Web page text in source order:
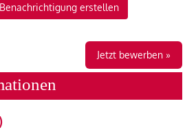
erstellen
Jetzt bewerben »